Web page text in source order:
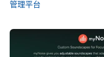
管理平台